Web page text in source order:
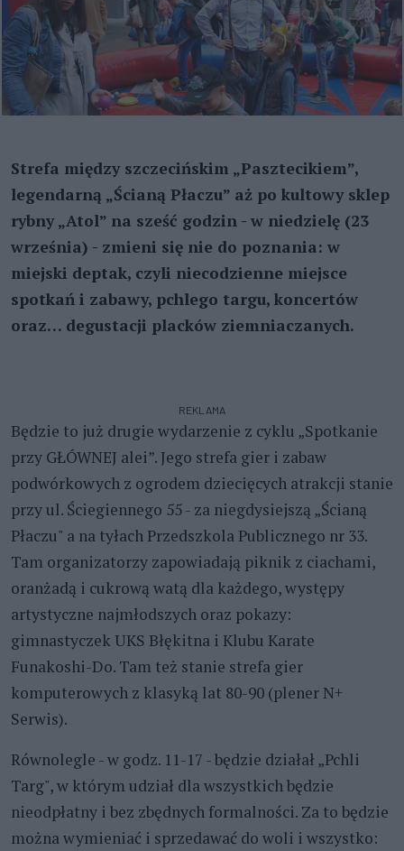
Strefa między szczecińskim „Pasztecikiem”,
legendarną „Ścianą Płaczu” aż po kultowy sklep
rybny „Atol” na sześć godzin - w niedzielę (23
września) - zmieni się nie do poznania: w
miejski deptak, czyli niecodzienne miejsce
spotkań i zabawy, pchlego targu, koncertów
oraz… degustacji placków ziemniaczanych.
REKLAMA
Będzie to już drugie wydarzenie z cyklu „Spotkanie
przy GŁÓWNEJ alei”. Jego strefa gier i zabaw
podwórkowych z ogrodem dziecięcych atrakcji stanie
przy ul. Ściegiennego 55 - za niegdysiejszą „Ścianą
Płaczu" a na tyłach Przedszkola Publicznego nr 33.
Tam organizatorzy zapowiadają piknik z ciachami,
oranżadą i cukrową watą dla każdego, występy
artystyczne najmłodszych oraz pokazy:
gimnastyczek UKS Błękitna i Klubu Karate
Funakoshi-Do. Tam też stanie strefa gier
komputerowych z klasyką lat 80-90 (plener N+
Serwis).
Równolegle - w godz. 11-17 - będzie działał „Pchli
Targ", w którym udział dla wszystkich będzie
nieodpłatny i bez zbędnych formalności. Za to będzie
można wymieniać i sprzedawać do woli i wszystko: